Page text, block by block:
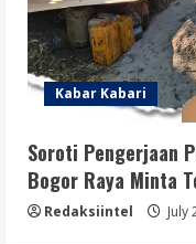
Kabar Kabari
Soroti Pengerjaan
Bogor Raya Minta
Redaksiintel July